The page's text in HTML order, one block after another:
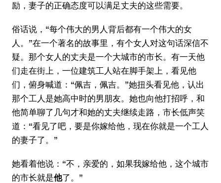
励，妻子的正确态度可以满足丈夫的这些需要。
俗话说，“每个伟大的男人背后都有一个伟大的女
人。”在一个著名的故事里，有个女人对这句话深信不
疑。那个女人的丈夫是一个大城市的市长。有一天他
们走在街上，一位建筑工人站在脚手架上，看见他
们，俯身喊道：“佩吉，佩吉。”她扭头看见他，认出
那个工人是她高中时的男朋友。她也向他打招呼，和
他简单聊了几句才和她的丈夫继续走路，市长低声笑
道：“看见了吧，要是你嫁给他，现在你就是一个工人
的妻子了。”
她看着他说：“不，亲爱的，如果我嫁给他，这个城市
的市长就是他了。”